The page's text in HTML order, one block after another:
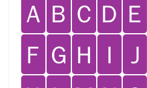
Ａ Ｂ Ｃ Ｄ Ｅ
Ｆ Ｇ Ｈ Ｉ Ｊ